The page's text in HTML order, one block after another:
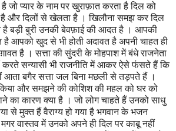
है जो प्यार के नाम पर खुराफ़ात करता है दिल को
और दिलों से खेलता है । खिलौना समझ कर दिल
बड़ी बुरी उनकी बेवफ़ाई की आदत है । आपकी
है आपको खुद से भी होती अदावत है अपनी चाहत ही
है । सत्ता की सुंदरी के मोहपाश में बंधे राजनेता
करते सन्यासी भी राजनीति में आकर ऐसे फंसते हैं कि
आता बगैर सत्ता जल बिना मछली से तड़पते हैं ।
किया और समझने की कोशिश की महल को घर को
का कारण क्या है । जो लोग चाहते हैं उनको साधु
से मुक्त हैं वैराग्य हो गया है भगवान के भजन
वास्तव में उनको अपने ही दिल पर काबू नहीं